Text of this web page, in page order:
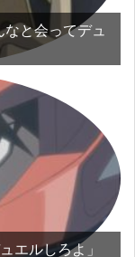
と会ってデュ
エルしろよ」